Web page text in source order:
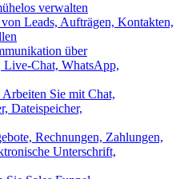
verwalten
Leads, Aufträgen, Kontakten,
über
Live-Chat, WhatsApp,
Arbeiten Sie mit Chat,
Dateispeicher,
Rechnungen, Zahlungen,
Unterschrift,